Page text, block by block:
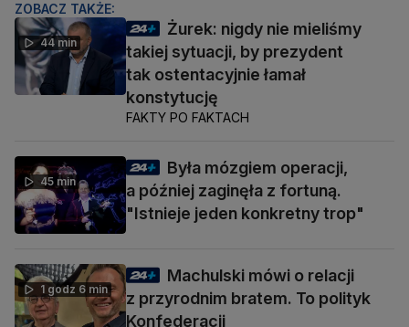
ZOBACZ TAKŻE:
44 min
Żurek: nigdy nie mieliśmy
takiej sytuacji, by prezydent
tak ostentacyjnie łamał
konstytucję
FAKTY PO FAKTACH
45 min
Była mózgiem operacji,
a później zaginęła z fortuną.
"Istnieje jeden konkretny trop"
1 godz 6 min
Machulski mówi o relacji
z przyrodnim bratem. To polityk
Konfederacji